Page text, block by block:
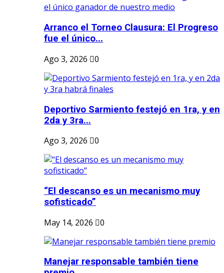
Arranco el Torneo Clausura: El Progreso
fue el único...
Ago 3, 2026
0
Deportivo Sarmiento festejó en 1ra, y en
2da y 3ra...
Ago 3, 2026
0
“El descanso es un mecanismo muy
sofisticado”
May 14, 2026
0
Manejar responsable también tiene